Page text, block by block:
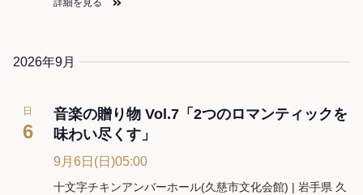
2026年9月
日
6
音楽の贈り物 Vol.7「2つのロマンティックを
味わい尽くす」
9月6日(日)05:00
十文字チキンアンバーホール(久慈市文化会館) | 岩手県 久